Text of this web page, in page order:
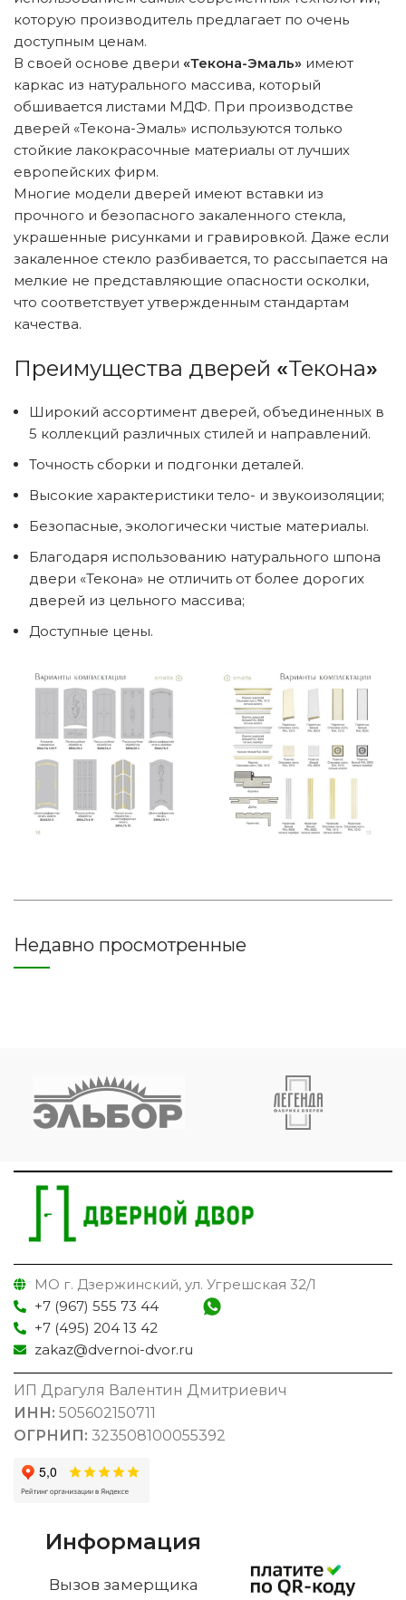
которую производитель предлагает по очень
доступным ценам.
В своей основе двери «Текона-Эмаль» имеют
каркас из натурального массива, который
обшивается листами МДФ. При производстве
дверей «Текона-Эмаль» используются только
стойкие лакокрасочные материалы от лучших
европейских фирм.
Многие модели дверей имеют вставки из
прочного и безопасного закаленного стекла,
украшенные рисунками и гравировкой. Даже если
закаленное стекло разбивается, то рассыпается на
мелкие не представляющие опасности осколки,
что соответствует утвержденным стандартам
качества.
Преимущества дверей «Текона»
Широкий ассортимент дверей, объединенных в
5 коллекций различных стилей и направлений.
Точность сборки и подгонки деталей.
Высокие характеристики тело- и звукоизоляции;
Безопасные, экологически чистые материалы.
Благодаря использованию натурального шпона
двери «Текона» не отличить от более дорогих
дверей из цельного массива;
Доступные цены.
Недавно просмотренные
МО г. Дзержинский, ул. Угрешская 32/1
+7 (967) 555 73 44
+7 (495) 204 13 42
zakaz@dvernoi-dvor.ru
ИП Драгуля Валентин Дмитриевич
ИНН: 505602150711
ОГРНИП: 323508100055392
Информация
Вызов замерщика